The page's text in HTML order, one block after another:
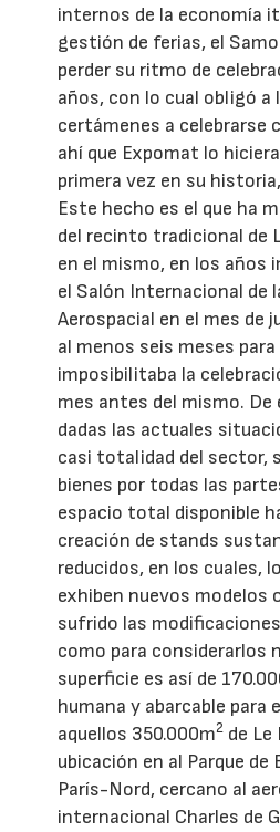
internos de la economía
gestión de ferias, el
perder su ritmo de
años, con lo cual obligó
certámenes a celebrarse
ahí que Expomat lo
primera vez en su
Este hecho es el que ha
del recinto tradicional de
en el mismo, en los años
el Salón Internacional de
Aerospacial en el mes de
al menos seis meses
imposibilitaba la
mes antes del mismo. De
dadas las actuales
casi totalidad del sector,
bienes por todas las
espacio total disponible
creación de stands
reducidos, en los cuales,
exhiben nuevos modelos
sufrido las
como para considerarlos
superficie es así de
humana y abarcable para
aquellos 350.000m2 de Le
ubicación en al Parque de
París-Nord, cercano al
internacional Charles de